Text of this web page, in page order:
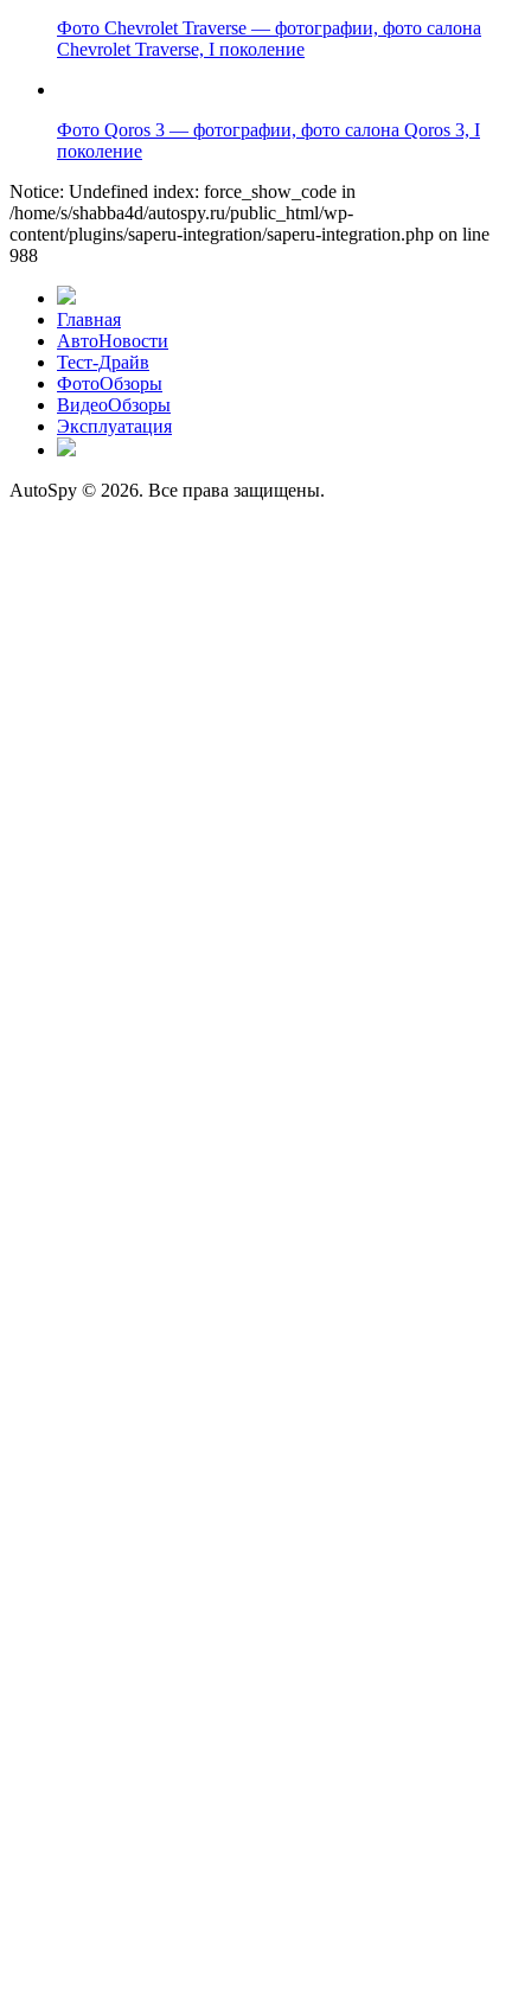
Фото Chevrolet Traverse — фотографии, фото салона
Chevrolet Traverse, I поколение
Фото Qoros 3 — фотографии, фото салона Qoros 3, I
поколение
Notice: Undefined index: force_show_code in
/home/s/shabba4d/autospy.ru/public_html/wp-
content/plugins/saperu-integration/saperu-integration.php on line
988
Главная
АвтоНовости
Тест-Драйв
ФотоОбзоры
ВидеоОбзоры
Эксплуатация
AutoSpy © 2026. Все права защищены.